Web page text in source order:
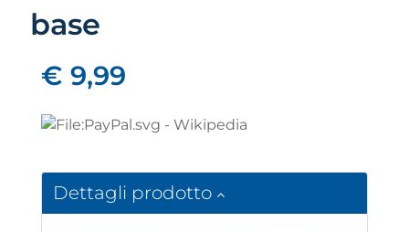
base
€ 9,99
Dettagli prodotto